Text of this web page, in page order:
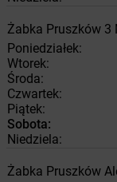
Żabka Pruszków 3
Poniedziałek:
Wtorek:
Środa:
Czwartek:
Piątek:
Sobota:
Niedziela:
Żabka Pruszków